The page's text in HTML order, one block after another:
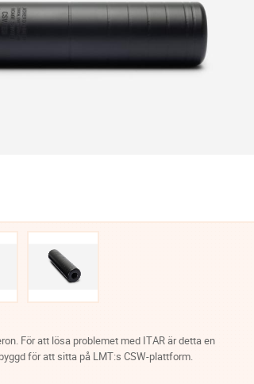
För att lösa problemet med ITAR är detta en
för att sitta på LMT:s CSW-plattform.